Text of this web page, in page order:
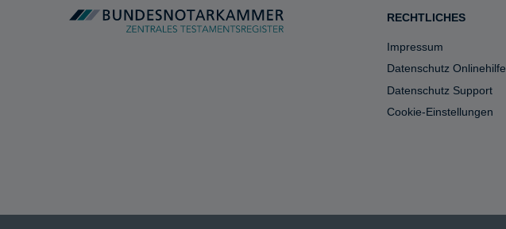
RECHTLICHES
Impressum
Datenschutz Onlinehilfe
Datenschutz Support
Cookie-Einstellungen